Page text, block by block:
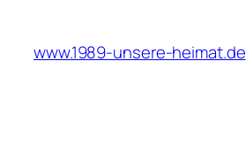
springen
www.1989-unsere-heimat.de